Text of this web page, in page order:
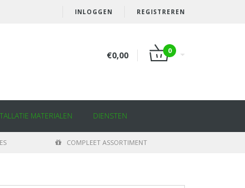
INLOGGEN REGISTREREN
€0,00 0
MATERIALEN DIENSTEN
COMPLEET ASSORTIMENT